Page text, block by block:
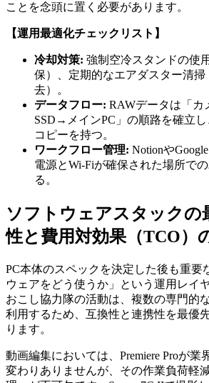
ことを念頭に置く必要があります。
【運用最適化チェックリスト】
冷却対策: 強制空冷スタンドの使
保）、定期的なエアダスター清掃
去）。
データフロー: RAWデータは「
SSD→メインPC」の順路を確立
コピーを持つ。
ワークフロー管理: Notionや
電源とWi-Fiが確保された場所で
る。
ソフトウェアスタックの
性と費用対効果（TCO）
PC本体のスペックを決定した後も重要
ウェアをどう使うか」という運用レイ
おこし協力隊の活動は、複数の専門的
利用するため、互換性と連携性を最優
ります。
動画編集においては、Premiere Proが業
変わりありませんが、その作業負荷軽